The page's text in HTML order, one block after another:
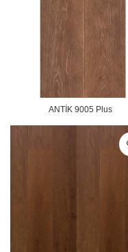
ANTİK 9005 Plus